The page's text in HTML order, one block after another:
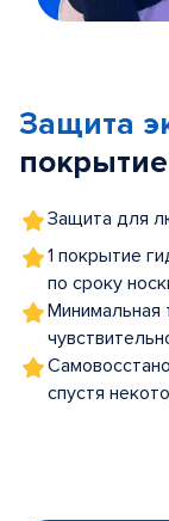
5
Защита
Защита для
1 покрытие
по сроку
Минимальная
спустя